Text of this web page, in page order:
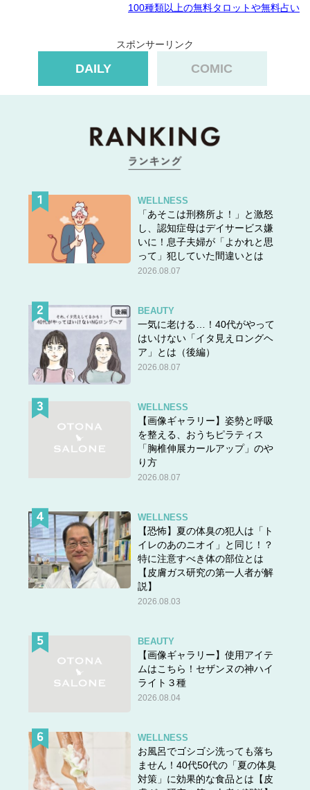
100種類以上の無料タロットや無料占い
スポンサーリンク
DAILY COMIC
WELLNESS
「あそこは刑務所よ！」と激怒
し、認知症母はデイサービス嫌
いに！息子夫婦が「よかれと思
って」犯していた間違いとは
2026.08.07
BEAUTY
一気に老ける…！40代がやって
はいけない「イタ見えロングヘ
ア」とは（後編）
2026.08.07
WELLNESS
【画像ギャラリー】姿勢と呼吸
を整える、おうちピラティス
「胸椎伸展カールアップ」のや
り方
2026.08.07
WELLNESS
【恐怖】夏の体臭の犯人は「ト
イレのあのニオイ」と同じ！？
特に注意すべき体の部位とは
【皮膚ガス研究の第一人者が解
説】
2026.08.03
BEAUTY
【画像ギャラリー】使用アイテ
ムはこちら！セザンヌの神ハイ
ライト３種
2026.08.04
WELLNESS
お風呂でゴシゴシ洗っても落ち
ません！40代50代の「夏の体臭
対策」に効果的な食品とは【皮